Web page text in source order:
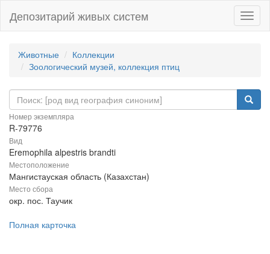
Депозитарий живых систем
Животные
Коллекции
Зоологический музей, коллекция птиц
Номер экземпляра
R-79776
Вид
Eremophila alpestris brandti
Местоположение
Мангистауская область (Казахстан)
Место сбора
окр. пос. Таучик
Полная карточка